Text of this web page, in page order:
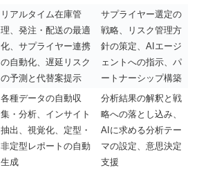
リアルタイム在庫管
理、発注・配送の最適
化、サプライヤー連携
の自動化、遅延リスク
の予測と代替案提示
サプライヤー選定の
戦略、リスク管理方
針の策定、AIエージ
ェントへの指示、パ
ートナーシップ構築
各種データの自動収
集・分析、インサイト
抽出、視覚化、定型・
非定型レポートの自動
生成
分析結果の解釈と戦
略への落とし込み、
AIに求める分析テー
マの設定、意思決定
支援